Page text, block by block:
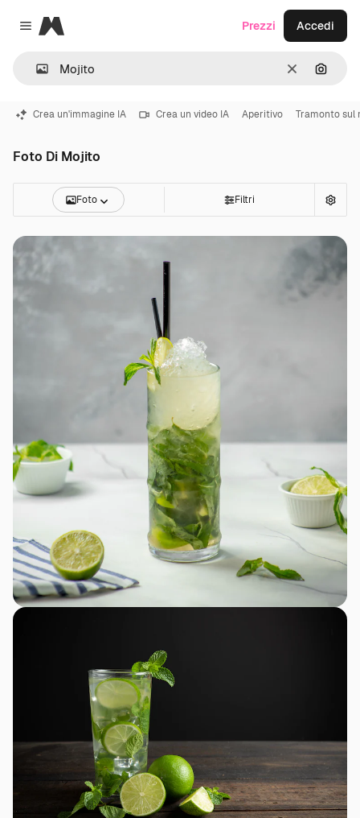
Close menu
Magnific
CancellaCerca
Prezzi Accedi
Crea un'immagine IA Crea un video IA Aperitivo Tramonto sul
Foto Di Mojito
Foto Filtri